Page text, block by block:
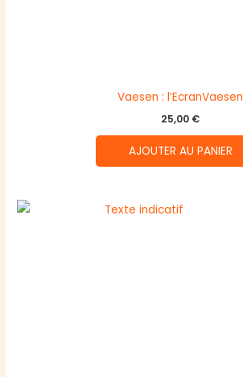
Vaesen : l’EcranVaesen
25,00 €
AJOUTER AU PANIER